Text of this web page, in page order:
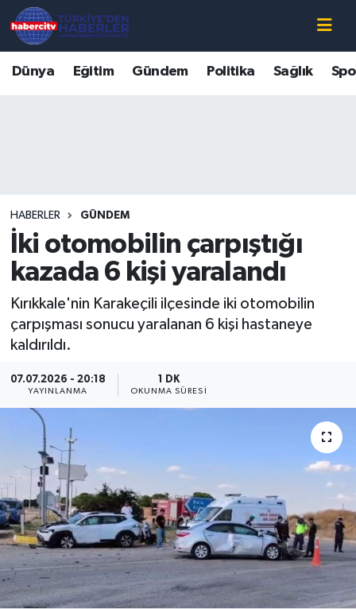
Dünya Eğitim Gündem Politika Sağlık
HABERLER GÜNDEM
İki otomobilin çarpıştığı
kazada 6 kişi yaralandı
Kırıkkale'nin Karakeçili ilçesinde iki otomobilin
çarpışması sonucu yaralanan 6 kişi hastaneye
kaldırıldı.
07.07.2026 - 20:18
YAYINLANMA
1 DK
OKUNMA SÜRESI
Süper Lig Puan Durumu ve Fikstür
Tüm Manşetler
Son Dakika Haberleri
Haber Arşivi